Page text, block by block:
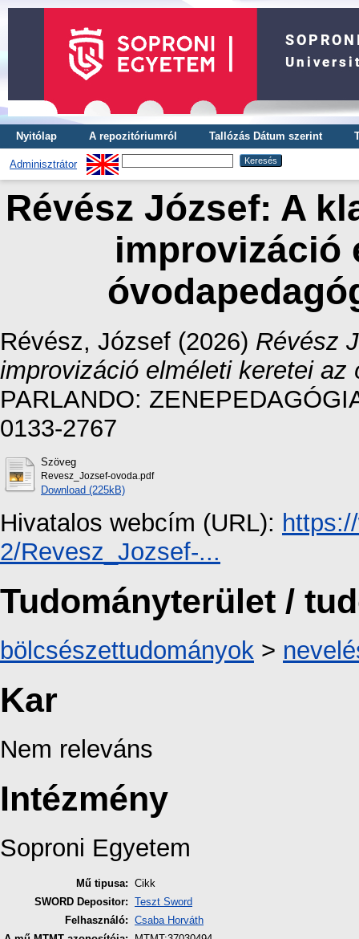
Nyitólap A repozitóriumról Tallózás Dátum szerint
Adminisztrátor
Révész József: A
improvizáció
Révész, József (2026) Révész
improvizáció elméleti keretei
PARLANDO:
0133-2767
Szöveg
Revesz_Jozsef-ovoda.pdf
Download (225kB)
Hivatalos webcím (URL):
2/Revesz_Jozsef-...
Tudományterület /
bölcsészettudományok >
Kar
Nem releváns
Intézmény
Soproni Egyetem
Mű tipusa: Cikk
SWORD Depositor: Teszt Sword
Felhasználó: Csaba Horváth